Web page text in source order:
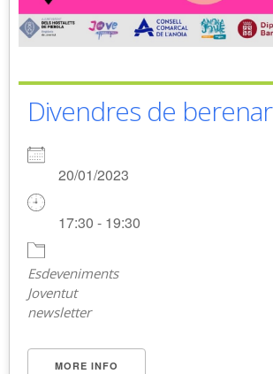
Divendres de berenar
20/01/2023
17:30 - 19:30
Esdeveniments
Joventut
newsletter
MORE INFO